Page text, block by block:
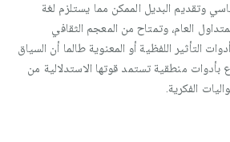
وتقديم البديل الممكن مما يستلزم لغة
العام، وتمتاح من المعجم الثقافي
التأثير اللفظية أو المعنوية طالما أن السياق
بأدوات منطقية تستمد قوتها الاستدلالية من
الفكرية.